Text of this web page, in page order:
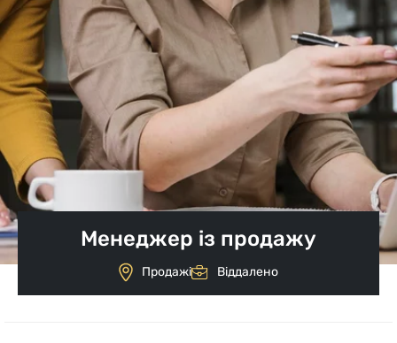
Менеджер із продажу
Продажі Віддалено